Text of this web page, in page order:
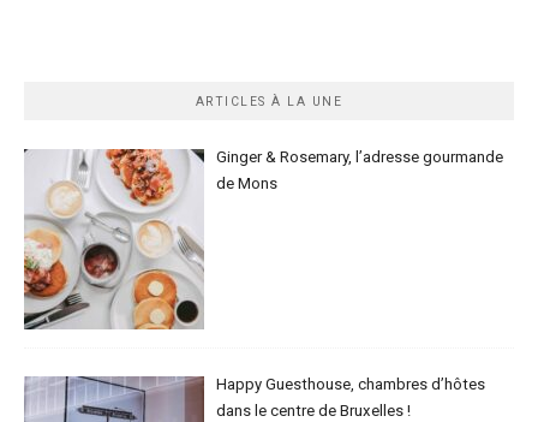
ARTICLES À LA UNE
Ginger & Rosemary, l’adresse gourmande
de Mons
Happy Guesthouse, chambres d’hôtes
dans le centre de Bruxelles !